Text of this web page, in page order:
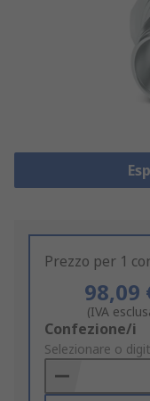
Prezzo per 1
98,09
(IVA
Add
to
Basket
Confezione/i
Selezionare o